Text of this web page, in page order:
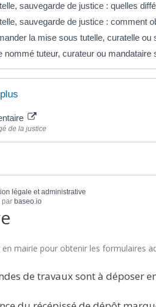
sauvegarde de justice : quelles
sauvegarde de justice : comment
la mise sous tutelle, curatelle ou
nommé tuteur, curateur ou mandataire
de la justice
légale et administrative
par baseo.io
mairie pour obtenir les formulaires
de travaux sont à déposer